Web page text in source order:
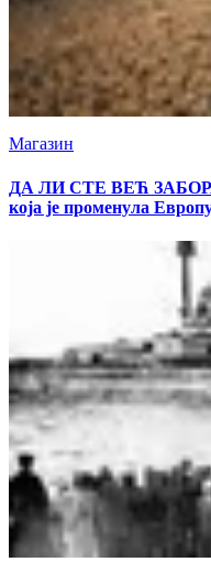
Магазин
ДА ЛИ СТЕ ВЕЋ
која је променула